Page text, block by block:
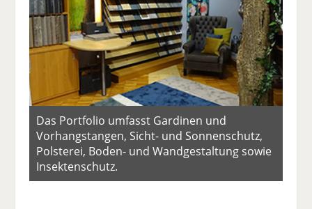
Das Portfolio umfasst Gardinen und
Vorhangstangen, Sicht- und Sonnenschutz,
Polsterei, Boden- und Wandgestaltung sowie
Insektenschutz.